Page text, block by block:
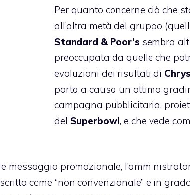
Per quanto concerne ciò che
all’altra metà del gruppo
Standard & Poor’s sembra
preoccupata da quelle che
evoluzioni dei risultati di
porta a causa un ottimo
campagna pubblicitaria,
del Superbowl, e che vede
messaggio promozionale,
come “non convenzionale” e in